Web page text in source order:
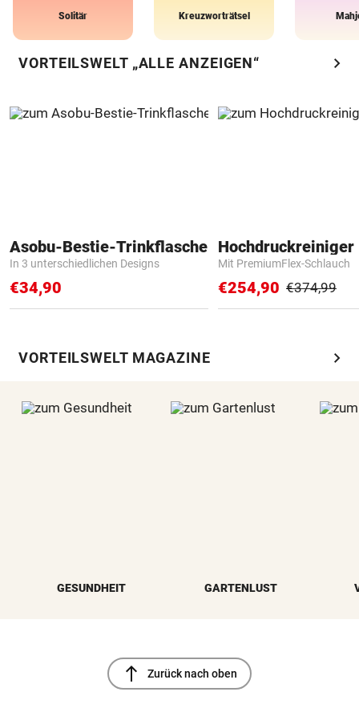
Solitär Kreuzworträtsel
VORTEILSWELT „ALLE ANZEIGEN“ chevron_right
Asobu-Bestie-Trinkflasche
In 3 unterschiedlichen Designs
€34,90
Hochdruckreiniger
Mit PremiumFlex-Schlauch
€254,90 €374,99
VORTEILSWELT MAGAZINE chevron_right
GESUNDHEIT GARTENLUST
north Zurück nach oben